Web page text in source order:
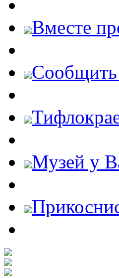
Вместе
Cообщить
Музей у